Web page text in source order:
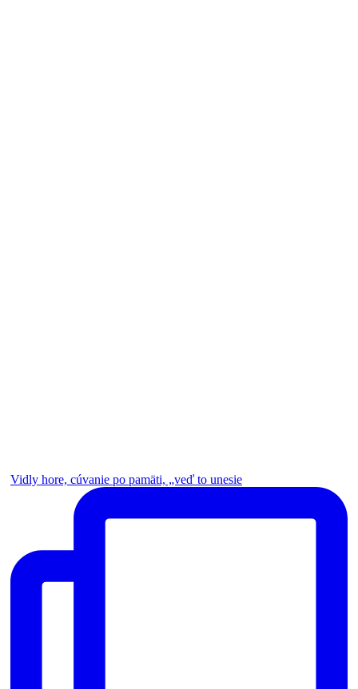
Vidly hore, cúvanie po pamäti, „veď to unesie